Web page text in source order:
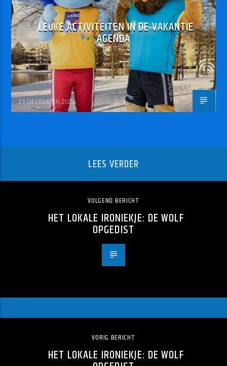
LEUKE ACTIVITEITEN IN DE VAKANTIE
AGENDA
21 DECEMBER 2024
LEES VERDER
VOLGEND BERICHT
HET LOKALE IRONIEKJE: DE WOLF
OPGEDIST
VORIG BERICHT
HET LOKALE IRONIEKJE: DE WOLF